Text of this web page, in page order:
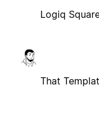
Logiq
That